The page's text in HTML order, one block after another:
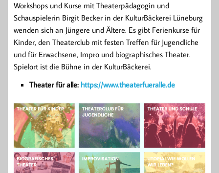
Workshops und Kurse mit Theaterpädagogin und
Schauspielerin Birgit Becker in der KulturBäckerei Lüneburg
wenden sich an Jüngere und Ältere. Es gibt Ferienkurse für
Kinder, den Theaterclub mit festen Treffen für Jugendliche
und für Erwachsene, Impro und biographisches Theater.
Spielort ist die Bühne in der KulturBäckerei.
Theater für alle: https://www.theaterfueralle.de